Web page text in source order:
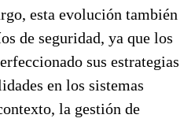
esta evolución también
de seguridad, ya que los
sus estrategias
en los sistemas
la gestión de